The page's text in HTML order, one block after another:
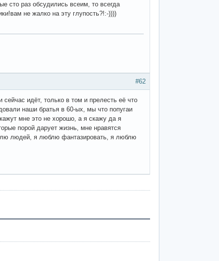
сто раз обсудились всеим, то всегда
не жалко на эту глупость?!:-))))
#62
идёт, только в том и прелесть её что
наши братья в 60-ых, мы что попугаи
мне это не хорошо, а я скажу да я
порой дарует жизнь, мне нравятся
людей, я люблю фантазировать, я люблю